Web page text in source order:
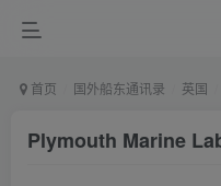
首页 国外船东通讯录 英国
Plymouth Marine